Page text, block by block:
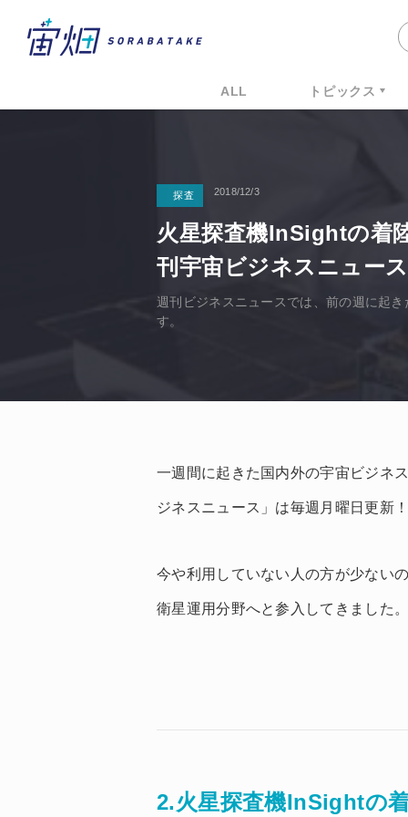
ALL トピックス
探査 2018/12/3
火星探査機InSightの着
刊宇宙ビジネスニュー
週刊ビジネスニュースでは、前の週に起
す。
一週間に起きた国内外の宇宙ビジネ
ジネスニュース」は毎週月曜日更新
今や利用していない人の方が少ない
衛星運用分野へと参入してきました
2.火星探査機InSightの